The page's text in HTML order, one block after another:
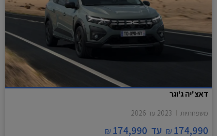
דאצ'יה ג'וגר
משפחתיות 2023 עד 2026
174,990
₪ עד 174,990
₪